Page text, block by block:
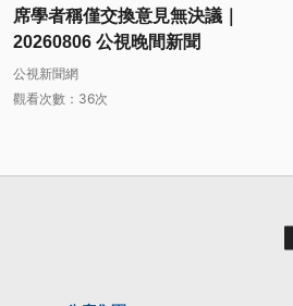
席學者稱僅交換意見無決議｜
20260806 公視晚間新聞
公視新聞網
觀看次數：36次